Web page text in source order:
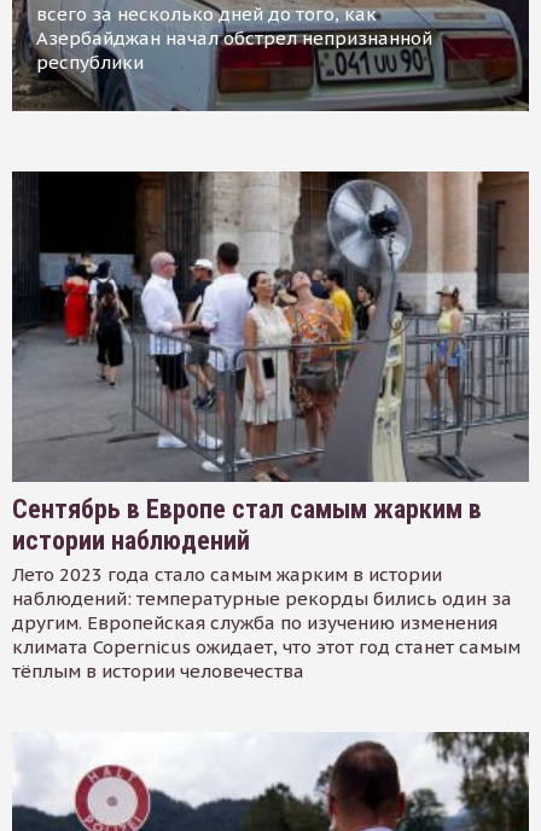
всего за несколько дней до того, как
Азербайджан начал обстрел непризнанной
республики
Сентябрь в Европе стал самым жарким в
истории наблюдений
Лето 2023 года стало самым жарким в истории
наблюдений: температурные рекорды бились один за
другим. Европейская служба по изучению изменения
климата Copernicus ожидает, что этот год станет самым
тёплым в истории человечества